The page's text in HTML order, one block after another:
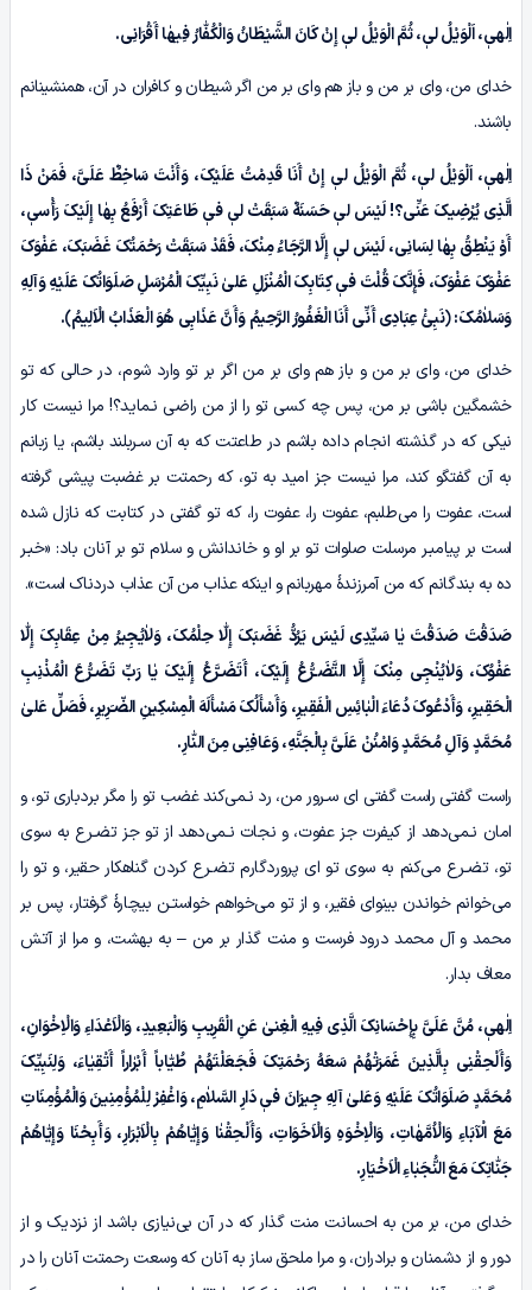
اِلٰهیٖ، اَلْوَیْلُ لیٖ، ثُمَّ الْوَیْلُ لیٖ إِنْ کَانَ الشَّیْطَانُ وَالْکُفّٰارُ فِیهٰا أَقْرَانِی.
خدای من، وای بر من و باز هم وای بر من اگر شیطان و کافران در آن، همنشینانم
باشند.
اِلٰهیٖ، اَلْوَیْلُ لیٖ، ثُمَّ الْوَیْلُ لیٖ إِنْ أَنَا قَدِمْتُ عَلَیْکَ، وَأَنْتَ سَاخِطٌ عَلَیَّ، فَمَنْ ذَا
الَّذِی یُرْضِیکَ عَنِّی؟! لَیْسَ لیٖ حَسَنَهٌ سَبَقَتْ لیٖ فیٖ طَاعَتِکَ أَرْفَعُ بِهٰا إِلَیْکَ رَأْسیٖ،
أَوْ یَنْطِقُ بِهٰا لِسَانِی، لَیْسَ لیٖ إِلَّا الرَّجَاءُ مِنْکَ، فَقَدْ سَبَقَتْ رَحْمَتُکَ غَضَبَکَ، عَفْوَکَ
عَفْوَکَ عَفْوَکَ، فَإِنَّکَ قُلْتَ فیٖ کِتَابِکَ الْمُنْزَلِ عَلیٰ نَبِیِّکَ الْمُرْسَلِ صَلَوَاتُکَ عَلَیْهِ وَآلِهِ
وَسَلاٰمُکَ: ﴿نَبِئْ عِبَادِی أَنِّی أَنَا الْغَفُورُ الرَّحِیمُ وَأَنَّ عَذَابِی هُوَ الْعَذَابُ الْاَلِیمُ﴾.
خدای من، وای بر من و باز هم وای بر من اگر بر تو وارد شوم، در حالی که تو
خشمگین باشی بر من، پس چه کسی تو را از من راضی نـماید؟! مرا نیست کار
نیکی که در گذشته انجام داده باشم در طاعتت که به آن سـربلند باشم، یا زبانم
به آن گفتگو کند، مرا نیست جز امید به تو، که رحمتت بر غضبت پیشی گرفته
است، عفوت را می‌طلبم، عفوت را، عفوت را، که تو گفتی در کتابت که نازل شده
است بر پیامبـر مرسلت صلوات تو بر او و خاندانش و سلام تو بر آنان باد: «خبـر
ده به بندگانم که من آمرزندۀ مهربانم و اینکه عذاب من آن عذاب دردناک است».
صَدَقْتَ صَدَقْتَ یٰا سَیِّدِی لَیْسَ یَرُدُّ غَضَبَکَ إِلّٰا حِلْمُکَ، وَلاٰیُجِیرُ مِنْ عِقَابِکَ إِلّٰا
عَفْوُکَ، وَلاٰیُنْجِی مِنْکَ إِلَّا التَّضَـرُّعُ إِلَیْکَ، أَتَضَـرَّعُ إِلَیْکَ یٰا رَبِّ تَضَـرُّعَ الْمُذْنِبِ
الْحَقِیرِ، وَأَدْعُوکَ دُعَاءَ الْبٰائِسِ الْفَقِیرِ، وَأَسْأَلُکَ مَسْأَلَهَ الْمِسْکِینِ الضّـَرِیرِ، فَصَلِّ عَلیٰ
مُحَمَّدٍ وَآلِ مُحَمَّدٍ وَامْنُنْ عَلَیَّ بِالْجَنَّهِ، وَعَافِنِی مِنَ النّٰارِ.
راست گفتی راست گفتی ای سـرور من، رد نـمی‌کند غضب تو را مگر بردباری تو، و
امان نـمی‌دهد از کیفرت جز عفوت، و نجات نـمی‌دهد از تو جز تضـرع به سوی
تو، تضـرع می‌کنم به سوی تو ای پروردگارم تضـرع کردن گناهکار حقیر، و تو را
می‌خوانم خواندن بینوای فقیر، و از تو می‌خواهم خواستـن بیچارۀ گرفتار، پس بر
محمد و آل محمد درود فرست و منت گذار بر من – به بهشت، و مرا از آتش
معاف بدار.
اِلٰهیٖ، مُنَّ عَلَیَّ بِإِحْسَانِکَ الَّذِی فِیهِ الْغِنىٰ عَنِ الْقَرِیبِ وَالْبَعِیدِ، وَالْاَعْدَاءِ وَالْاِخْوَانِ،
وَأَلْحِقْنِی بِالَّذِینَ غَمَرَتْهُمْ سَعَهُ رَحْمَتِکَ فَجَعَلْتَهُمْ طُیّٰاباً أَبْرٰاراً أَتْقِیٰاءَ، وَلِنَبِیِّکَ
مُحَمَّدٍ صَلَوَاتُکَ عَلَیْهِ وَعَلیٰ آلِهِ جِیرَانَ فیٖ دَارِ السَّلاٰمِ، وَاغْفِرْ لِلْمُؤْمِنِینَ وَالْمُؤْمِنَاتِ
مَعَ الْآبَاءِ وَالْاُمَّهٰاتِ، وَالْاِخْوَهِ وَالْاَخَوَاتِ، وَأَلْحِقْنٰا وَإِیّٰاهُمْ بِالْاَبْرَارِ، وَأَبِحْنَا وَإِیّٰاهُمْ
جَنّٰاتِکَ مَعَ النُّجَبٰاءِ الْاَخْیَارِ.
خدای من، بر من به احسانت منت گذار که در آن بی‌نیازی باشد از نزدیک و از
دور و از دشمنان و برادران، و مرا ملحق ساز به آنان که وسعت رحمتت آنان را در